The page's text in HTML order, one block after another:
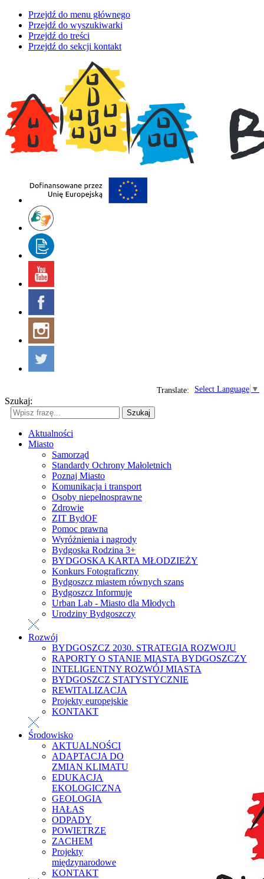
Przejdź do menu głównego
Przejdź do wyszukiwarki
Przejdź do treści
Przejdź do sekcji kontakt
Select Language ▼
Translate:
Szukaj:
Szukaj
Aktualności
Miasto
Samorząd
Standardy Ochrony Małoletnich
Poznaj Miasto
Komunikacja i transport
Osoby niepełnosprawne
Zdrowie
ZIT BydOF
Pomoc prawna
Wyróżnienia i nagrody
Bydgoska Rodzina 3+
BYDGOSKA KARTA MŁODZIEŻY
Konkurs Fotograficzny
Bydgoszcz miastem równych szans
Bydgoszcz Informuje
Urban Lab - Miasto dla Młodych
Urodziny Bydgoszczy
Rozwój
BYDGOSZCZ 2030. STRATEGIA ROZWOJU
RAPORTY O STANIE MIASTA BYDGOSZCZY
INTELIGENTNY ROZWÓJ MIASTA
BYDGOSZCZ STATYSTYCZNIE
REWITALIZACJA
Projekty europejskie
KONTAKT
Środowisko
AKTUALNOŚCI
ADAPTACJA DO
ZMIAN KLIMATU
EDUKACJA
EKOLOGICZNA
GEOLOGIA
HAŁAS
ODPADY
POWIETRZE
ZACHEM
Projekty
międzynarodowe
KONTAKT